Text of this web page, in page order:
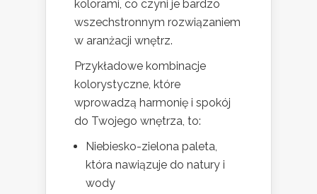
kolorami, co czyni je bardzo
wszechstronnym rozwiązaniem
w aranżacji wnętrz.
Przykładowe kombinacje
kolorystyczne, które
wprowadzą harmonię i spokój
do Twojego wnętrza, to:
Niebiesko-zielona paleta,
która nawiązuje do natury i
wody